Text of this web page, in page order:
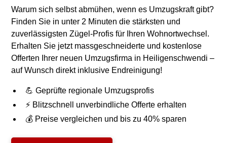
Warum sich selbst abmühen, wenn es Umzugskraft gibt?
Finden Sie in unter 2 Minuten die stärksten und
zuverlässigsten Zügel-Profis für Ihren Wohnortwechsel.
Erhalten Sie jetzt massgeschneiderte und kostenlose
Offerten Ihrer neuen Umzugsfirma in Heiligenschwendi –
auf Wunsch direkt inklusive Endreinigung!
💪 Geprüfte regionale Umzugsprofis
⚡ Blitzschnell unverbindliche Offerte erhalten
💰 Preise vergleichen und bis zu 40% sparen